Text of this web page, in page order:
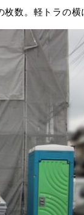
数。軽トラの